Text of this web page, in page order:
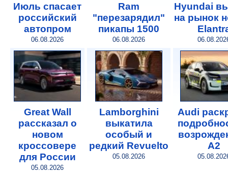
Июль спасает
российский
автопром
06.08.2026
Ram
"перезарядил"
пикапы 1500
06.08.2026
Hyundai
на рынок
Great Wall
рассказал о
новом
кроссовере
для России
05.08.2026
Lamborghini
выкатила
особый и
редкий Revuelto
05.08.2026
Audi
A2